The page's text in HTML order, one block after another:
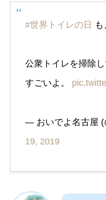
#世界トイレの日
公衆トイレを掃除
すごいよ。
— おいでよ名古屋
19, 2019